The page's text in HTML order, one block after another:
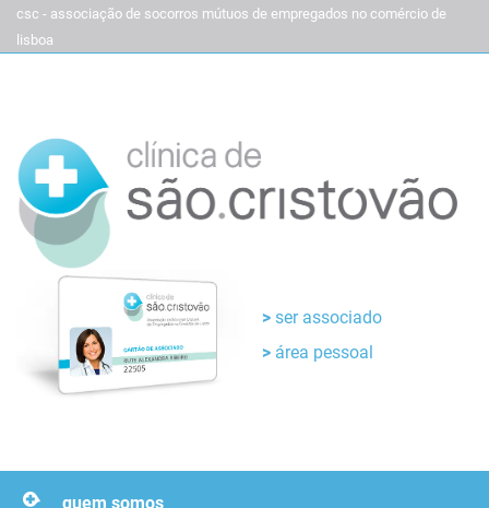
csc - associação de socorros mútuos de empregados no comércio de
lisboa
ser associado
área pessoal
quem somos